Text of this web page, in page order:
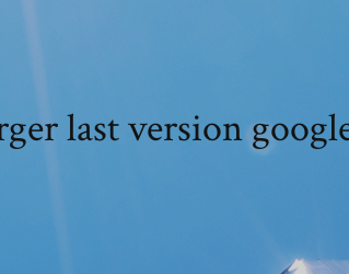
last version